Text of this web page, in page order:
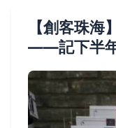
【創客珠海
——記下半